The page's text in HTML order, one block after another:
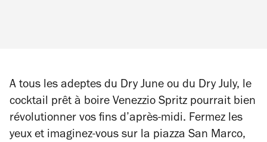
A tous les adeptes du Dry June ou du Dry July, le
cocktail prêt à boire Venezzio Spritz pourrait bien
révolutionner vos fins d’après-midi. Fermez les
yeux et imaginez-vous sur la piazza San Marco,